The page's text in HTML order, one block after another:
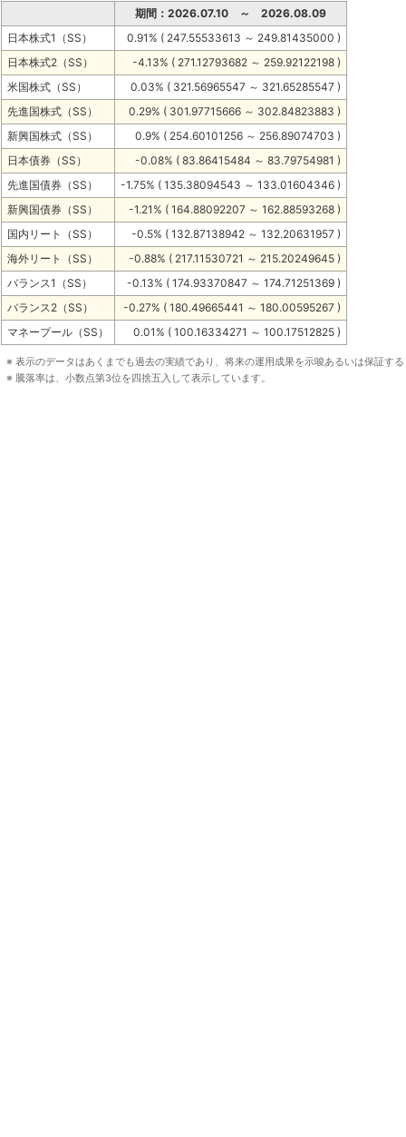
期間：2026.07.10 ～ 2026.08.09
日本株式1（SS）
0.91% ( 247.55533613 ～ 249.81435000 )
日本株式2（SS）
-4.13% ( 271.12793682 ～ 259.92122198 )
米国株式（SS）
0.03% ( 321.56965547 ～ 321.65285547 )
先進国株式（SS）
0.29% ( 301.97715666 ～ 302.84823883 )
新興国株式（SS）
0.9% ( 254.60101256 ～ 256.89074703 )
日本債券（SS）
-0.08% ( 83.86415484 ～ 83.79754981 )
先進国債券（SS）
-1.75% ( 135.38094543 ～ 133.01604346 )
新興国債券（SS）
-1.21% ( 164.88092207 ～ 162.88593268 )
国内リート（SS）
-0.5% ( 132.87138942 ～ 132.20631957 )
海外リート（SS）
-0.88% ( 217.11530721 ～ 215.20249645 )
バランス1（SS）
-0.13% ( 174.93370847 ～ 174.71251369 )
バランス2（SS）
-0.27% ( 180.49665441 ～ 180.00595267 )
マネープール（SS）
0.01% ( 100.16334271 ～ 100.17512825 )
※ 表示のデータはあくまでも過去の実績であり、将来の運用成果を示唆あるいは保証す
※ 騰落率は、小数点第3位を四捨五入して表示しています。